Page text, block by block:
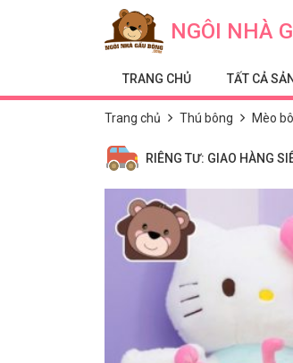
NGÔI NHÀ
TRANG CHỦ TẤT CẢ
Trang chủ Thú bông Mèo
RIÊNG TƯ: GIAO HÀNG